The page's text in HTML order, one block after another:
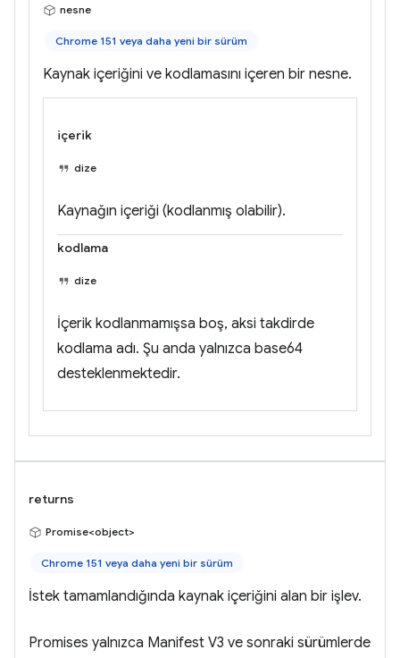
nesne
Chrome 151 veya daha yeni bir sürüm
Kaynak içeriğini ve kodlamasını içeren bir nesne.
içerik
dize
Kaynağın içeriği (kodlanmış olabilir).
kodlama
dize
İçerik kodlanmamışsa boş, aksi takdirde
kodlama adı. Şu anda yalnızca base64
desteklenmektedir.
returns
Promise<object>
Chrome 151 veya daha yeni bir sürüm
İstek tamamlandığında kaynak içeriğini alan bir işlev.
Promises yalnızca Manifest V3 ve sonraki sürümlerde